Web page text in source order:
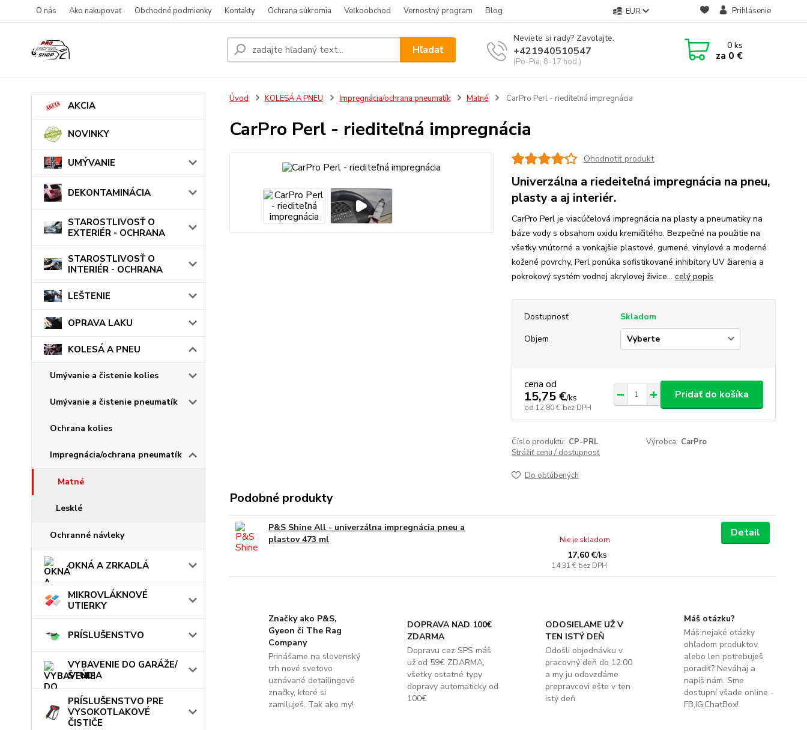
O nás Ako nakupovať Obchodné podmienky Kontakty Ochrana súkromia Veľkoobchod Vernostný program Blog EUR Prihlásenie
Hľadať
Neviete si rady? Zavolajte.
+421940510547
(Po-Pia, 8-17 hod.)
0ks
za 0 €
AKCIA
NOVINKY
UMÝVANIE
DEKONTAMINÁCIA
STAROSTLIVOSŤ O
EXTERIÉR - OCHRANA
STAROSTLIVOSŤ O
INTERIÉR - OCHRANA
LEŠTENIE
OPRAVA LAKU
KOLESÁ A PNEU
Umývanie a čistenie kolies
Umývanie a čistenie pneumatík
Ochrana kolies
Impregnácia/ochrana pneumatík
Matné
Lesklé
Ochranné návleky
OKNÁ A ZRKADLÁ
MIKROVLÁKNOVÉ
UTIERKY
PRÍSLUŠENSTVO
VYBAVENIE DO GARÁŽE/
ŠTÚDIA
PRÍSLUŠENSTVO PRE
VYSOKOTLAKOVÉ
ČISTIČE
Úvod KOLESÁ A PNEU Impregnácia/ochrana pneumatík Matné CarPro Perl - riediteľná impregnácia
CarPro Perl - riediteľná impregnácia
Ohodnotiť produkt
Univerzálna a riedeiteľná impregnácia na pneu,
plasty a aj interiér.
CarPro Perl je viacúčelová impregnácia na plasty a pneumatiky na
báze vody s obsahom oxidu kremičitého. Bezpečné na použitie na
všetky vnútorné a vonkajšie plastové, gumené, vinylové a moderné
kožené povrchy, Perl ponúka sofistikované inhibítory UV žiarenia a
pokrokový systém vodnej akrylovej živice... celý popis
Dostupnosť
Skladom
Objem
cena od
15,75 €/ks
od 12,80 € bez DPH
Pridať do košíka
Číslo produktu: CP-PRL Výrobca: CarPro
Strážiť cenu / dostupnosť
Do obľúbených
Podobné produkty
P&S Shine All - univerzálna impregnácia pneu a
plastov 473 ml
17,60 €/ks
14,31 € bez DPH
Nie je skladom
Detail
Značky ako P&S,
Gyeon či The Rag
Company
Prinášame na slovenský
trh nové svetovo
uznávané detailingové
značky, ktoré si
zamiluješ. Tak ako my!
DOPRAVA NAD 100€
ZDARMA
Dopravu cez SPS máš
už od 59€ ZDARMA,
všetky ostatné typy
dopravy automaticky od
100€
ODOSIELAME UŽ V
TEN ISTÝ DEŇ
Odošli objednávku v
pracovný deň do 12:00
a my ju odovzdáme
prepravcovi ešte v ten
istý deň.
Máš otázku?
Máš nejaké otázky
ohľadom produktov,
alebo len potrebuješ
poradiť? Neváhaj a
napíš nám. Sme
dostupní všade online -
FB,IG,ChatBox!